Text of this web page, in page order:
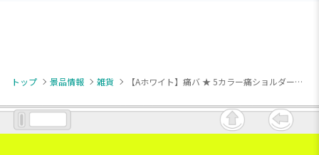
トップ 景品情報 雑貨 【Aホワイト】痛バ ★ 5カラー痛ショルダーバッグ